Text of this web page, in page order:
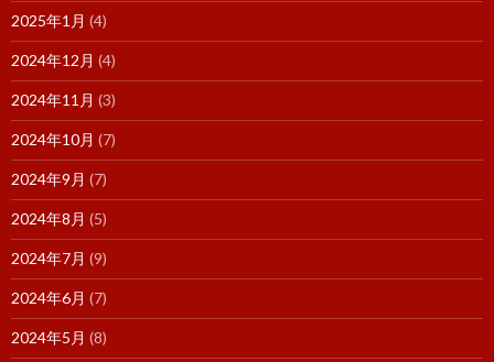
2025年1月 (4)
2024年12月 (4)
2024年11月 (3)
2024年10月 (7)
2024年9月 (7)
2024年8月 (5)
2024年7月 (9)
2024年6月 (7)
2024年5月 (8)